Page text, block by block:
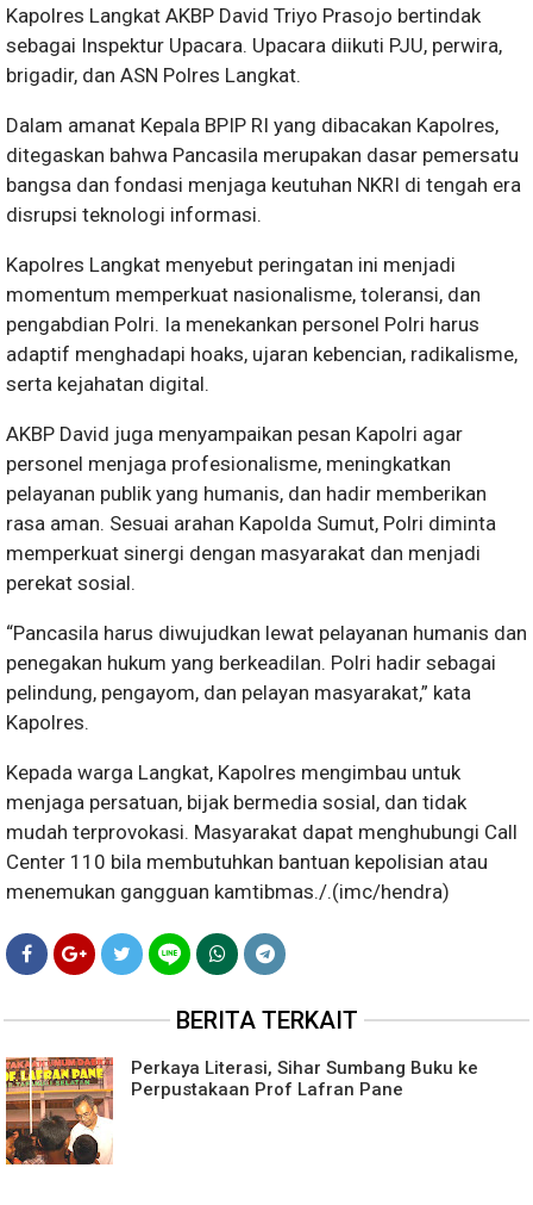
Kapolres Langkat AKBP David Triyo Prasojo bertindak
sebagai Inspektur Upacara. Upacara diikuti PJU, perwira,
brigadir, dan ASN Polres Langkat.
Dalam amanat Kepala BPIP RI yang dibacakan Kapolres,
ditegaskan bahwa Pancasila merupakan dasar pemersatu
bangsa dan fondasi menjaga keutuhan NKRI di tengah era
disrupsi teknologi informasi.
Kapolres Langkat menyebut peringatan ini menjadi
momentum memperkuat nasionalisme, toleransi, dan
pengabdian Polri. Ia menekankan personel Polri harus
adaptif menghadapi hoaks, ujaran kebencian, radikalisme,
serta kejahatan digital.
AKBP David juga menyampaikan pesan Kapolri agar
personel menjaga profesionalisme, meningkatkan
pelayanan publik yang humanis, dan hadir memberikan
rasa aman. Sesuai arahan Kapolda Sumut, Polri diminta
memperkuat sinergi dengan masyarakat dan menjadi
perekat sosial.
“Pancasila harus diwujudkan lewat pelayanan humanis dan
penegakan hukum yang berkeadilan. Polri hadir sebagai
pelindung, pengayom, dan pelayan masyarakat,” kata
Kapolres.
Kepada warga Langkat, Kapolres mengimbau untuk
menjaga persatuan, bijak bermedia sosial, dan tidak
mudah terprovokasi. Masyarakat dapat menghubungi Call
Center 110 bila membutuhkan bantuan kepolisian atau
menemukan gangguan kamtibmas./.(imc/hendra)
BERITA TERKAIT
Perkaya Literasi, Sihar Sumbang Buku ke
Perpustakaan Prof Lafran Pane